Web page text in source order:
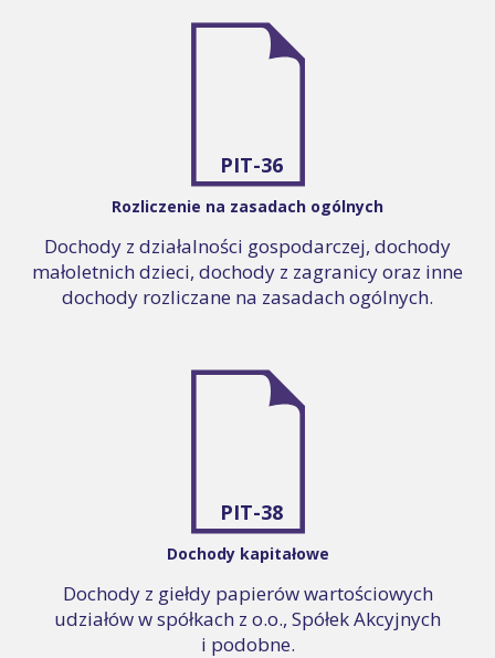
PIT-36
Rozliczenie na zasadach ogólnych
Dochody z działalności gospodarczej, dochody
małoletnich dzieci, dochody z zagranicy oraz inne
dochody rozliczane na zasadach ogólnych.
PIT-38
Dochody kapitałowe
Dochody z giełdy papierów wartościowych
udziałów w spółkach z o.o., Spółek Akcyjnych
i podobne.